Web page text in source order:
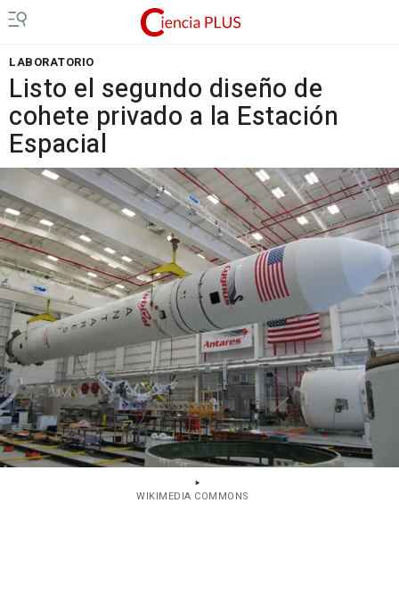
LABORATORIO
Listo el segundo diseño de
cohete privado a la Estación
Espacial
WIKIMEDIA COMMONS